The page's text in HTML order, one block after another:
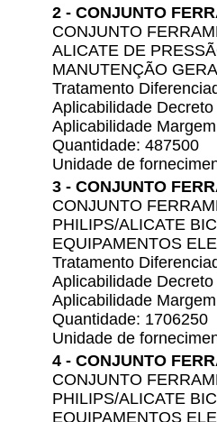
2 - CONJUNTO
CONJUNTO
ALICATE DE
MANUTENÇÃO
Tratamento
Aplicabilidade
Aplicabilidade
Quantidade: 487500
Unidade de
3 - CONJUNTO
CONJUNTO
PHILIPS/ALICATE
EQUIPAMENTOS
Tratamento
Aplicabilidade
Aplicabilidade
Quantidade: 1706250
Unidade de
4 - CONJUNTO
CONJUNTO
PHILIPS/ALICATE
EQUIPAMENTOS